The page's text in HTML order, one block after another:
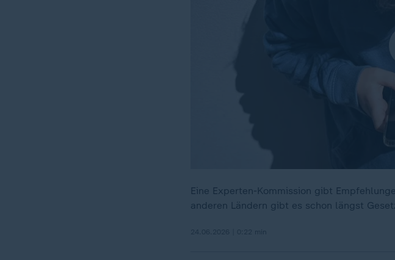
Eine Experten-Kommission gibt
anderen Ländern gibt es schon längst